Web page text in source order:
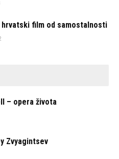
film od samostalnosti
– opera života
Zvyagintsev